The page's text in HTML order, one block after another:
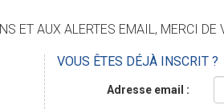
ET AUX ALERTES EMAIL, MERCI DE
VOUS ÊTES DÉJÀ INSCRIT ?
Adresse email :